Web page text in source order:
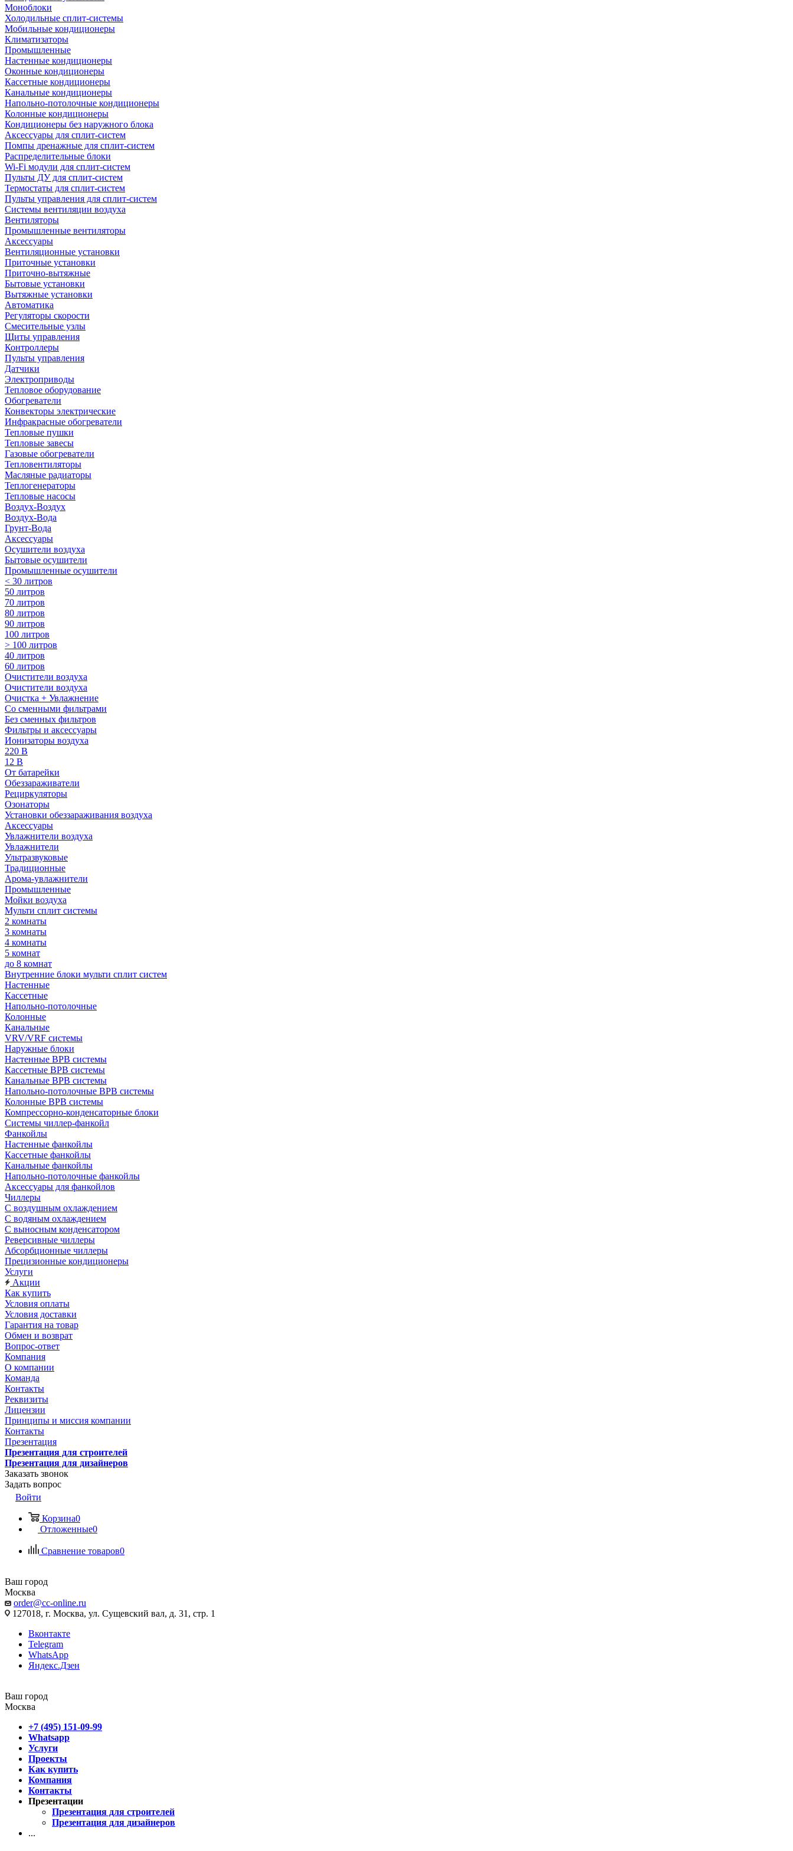
Моноблоки
Холодильные сплит-системы
Мобильные кондиционеры
Климатизаторы
Промышленные
Настенные кондиционеры
Оконные кондиционеры
Кассетные кондиционеры
Канальные кондиционеры
Напольно-потолочные кондиционеры
Колонные кондиционеры
Кондиционеры без наружного блока
Аксессуары для сплит-систем
Помпы дренажные для сплит-систем
Распределительные блоки
Wi-Fi модули для сплит-систем
Пульты ДУ для сплит-систем
Термостаты для сплит-систем
Пульты управления для сплит-систем
Системы вентиляции воздуха
Вентиляторы
Промышленные вентиляторы
Аксессуары
Вентиляционные установки
Приточные установки
Приточно-вытяжные
Бытовые установки
Вытяжные установки
Автоматика
Регуляторы скорости
Смесительные узлы
Щиты управления
Контроллеры
Пульты управления
Датчики
Электроприводы
Тепловое оборудование
Обогреватели
Конвекторы электрические
Инфракрасные обогреватели
Тепловые пушки
Тепловые завесы
Газовые обогреватели
Тепловентиляторы
Масляные радиаторы
Теплогенераторы
Тепловые насосы
Воздух-Воздух
Воздух-Вода
Грунт-Вода
Аксессуары
Осушители воздуха
Бытовые осушители
Промышленные осушители
< 30 литров
50 литров
70 литров
80 литров
90 литров
100 литров
> 100 литров
40 литров
60 литров
Очистители воздуха
Очистители воздуха
Очистка + Увлажнение
Cо сменными фильтрами
Без сменных фильтров
Фильтры и аксессуары
Ионизаторы воздуха
220 В
12 В
От батарейки
Обеззараживатели
Рециркуляторы
Озонаторы
Установки обеззараживания воздуха
Аксессуары
Увлажнители воздуха
Увлажнители
Ультразвуковые
Традиционные
Арома-увлажнители
Промышленные
Мойки воздуха
Мульти сплит системы
2 комнаты
3 комнаты
4 комнаты
5 комнат
до 8 комнат
Внутренние блоки мульти сплит систем
Настенные
Кассетные
Напольно-потолочные
Колонные
Канальные
VRV/VRF системы
Наружные блоки
Настенные ВРВ системы
Кассетные ВРВ системы
Канальные ВРВ системы
Напольно-потолочные ВРВ системы
Колонные ВРВ системы
Компрессорно-конденсаторные блоки
Системы чиллер-фанкойл
Фанкойлы
Настенные фанкойлы
Кассетные фанкойлы
Канальные фанкойлы
Напольно-потолочные фанкойлы
Аксессуары для фанкойлов
Чиллеры
С воздушным охлаждением
С водяным охлаждением
С выносным конденсатором
Реверсивные чиллеры
Абсорбционные чиллеры
Прецизионные кондиционеры
Услуги
Акции
Как купить
Условия оплаты
Условия доставки
Гарантия на товар
Обмен и возврат
Вопрос-ответ
Компания
О компании
Команда
Контакты
Реквизиты
Лицензии
Принципы и миссия компании
Контакты
Презентация
Презентация для строителей
Презентация для дизайнеров
Заказать звонок
Задать вопрос
Войти
Корзина0
Отложенные0
Сравнение товаров0
Ваш город
Москва
order@cc-online.ru
127018, г. Москва, ул. Сущевский вал, д. 31, стр. 1
Вконтакте
Telegram
WhatsApp
Яндекс.Дзен
Ваш город
Москва
+7 (495) 151-09-99
Whatsapp
Услуги
Проекты
Как купить
Компания
Контакты
Презентации
Презентация для строителей
Презентация для дизайнеров
...